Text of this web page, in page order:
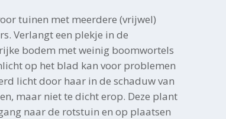
tuinen met meerdere (vrijwel)
Verlangt een plekje in de
bodem met weinig boomwortels
op het blad kan voor problemen
licht door haar in de schaduw van
maar niet te dicht erop. Deze plant
naar de rotstuin en op plaatsen